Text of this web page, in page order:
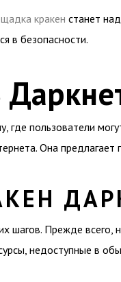
кракен станет
в безопасности.
где пользователи
Она
шагов. Прежде
недоступные в